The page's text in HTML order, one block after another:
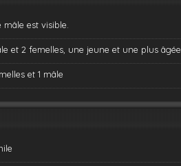
mâle est visible.
et 2 femelles, une jeune et une plus âgée
et 1 mâle